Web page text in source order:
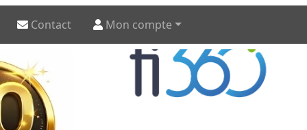
Contact Mon compte